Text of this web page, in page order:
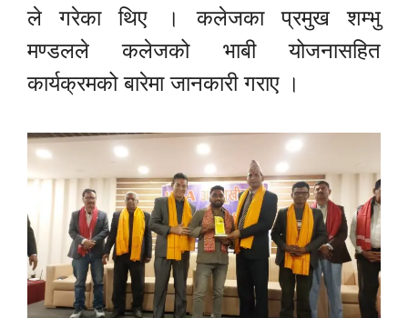
ले गरेका थिए । कलेजका प्रमुख शम्भु
मण्डलले कलेजको भाबी योजनासहित
कार्यक्रमको बारेमा जानकारी गराए ।